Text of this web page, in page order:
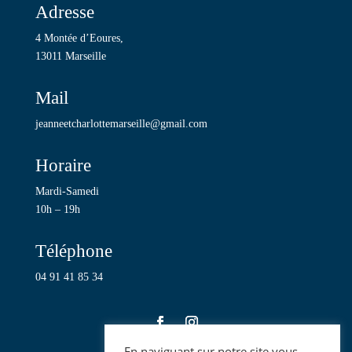
Adresse
4 Montée d’Eoures,
13011 Marseille
Mail
jeanneetcharlottemarseille@gmail.com
Horaire
Mardi-Samedi
10h – 19h
Téléphone
04 91 41 85 34